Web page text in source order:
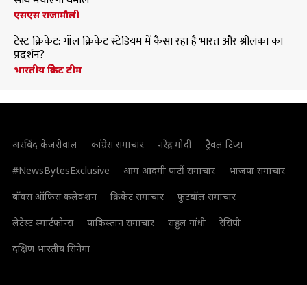
एसएस राजामौली
टेस्ट क्रिकेट: गॉल क्रिकेट स्टेडियम में कैसा रहा है भारत और श्रीलंका का
प्रदर्शन?
भारतीय क्रिकेट टीम
अरविंद केजरीवाल कांग्रेस समाचार नरेंद्र मोदी
ट्रैवल टिप्स
#NewsBytesExclusive
आम आदमी पार्टी समाचार
भाजपा समाचार
बॉक्स ऑफिस कलेक्शन
क्रिकेट समाचार
फुटबॉल समाचार
लेटेस्ट स्मार्टफोन्स
पाकिस्तान समाचार राहुल गांधी
रेसिपी
दक्षिण भारतीय सिनेमा